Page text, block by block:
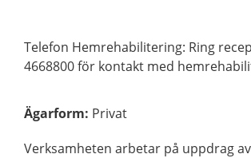
Telefon Hemrehabilitering: Ring
4668800 för kontakt med
Ägarform: Privat
Verksamheten arbetar på uppdrag